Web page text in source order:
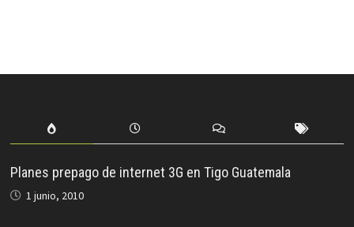
Planes prepago de internet 3G en Tigo Guatemala
1 junio, 2010